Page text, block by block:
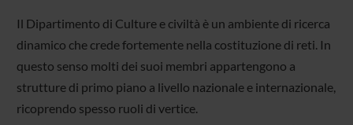
Il Dipartimento di Culture e civiltà è un ambiente di ricerca
dinamico che crede fortemente nella costituzione di reti. In
questo senso molti dei suoi membri appartengono a
strutture di primo piano a livello nazionale e internazionale,
ricoprendo spesso ruoli di vertice.